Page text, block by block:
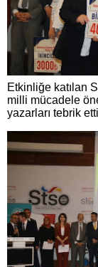
Etkinliğe katılan
milli mücadele
yazarları tebrik